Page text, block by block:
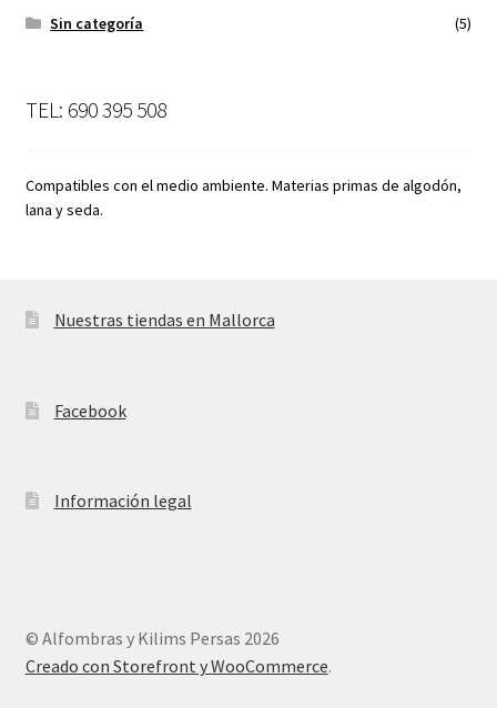
Sin categoría
(5)
TEL: 690 395 508
Compatibles con el medio ambiente. Materias primas de algodón,
lana y seda.
Nuestras tiendas en Mallorca
Facebook
Información legal
© Alfombras y Kilims Persas 2026
Creado con Storefront y WooCommerce.